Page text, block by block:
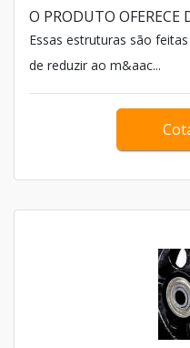
O PRODUTO OFERECE
Essas estruturas são
de reduzir ao m&aac...